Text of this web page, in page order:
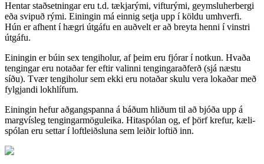
Hentar staðsetningar eru t.d. tækjarými, vifturými, geymsluherbergi
eða svipuð rými. Einingin má einnig setja upp í köldu umhverfi.
Hún er afhent í hægri útgáfu en auðvelt er að breyta henni í vinstri
útgáfu.
Einingin er búin sex tengiholur, af þeim eru fjórar í notkun. Hvaða
tengingar eru notaðar fer eftir valinni tengingaraðferð (sjá næstu
síðu). Tvær tengiholur sem ekki eru notaðar skulu vera lokaðar með
fylgjandi lokhlífum.
Einingin hefur aðgangspanna á báðum hliðum til að bjóða upp á
margvísleg tengingarmöguleika. Hita­spólan og, ef þörf krefur, kæli­
spólan eru settar í loftleiðsluna sem leiðir loftið inn.